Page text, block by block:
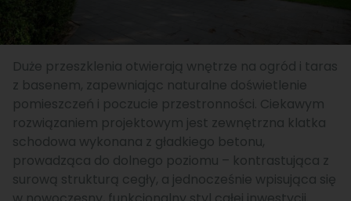
Duże przeszklenia otwierają wnętrze na ogród i taras
z basenem, zapewniając naturalne doświetlenie
pomieszczeń i poczucie przestronności. Ciekawym
rozwiązaniem projektowym jest zewnętrzna klatka
schodowa wykonana z gładkiego betonu,
prowadząca do dolnego poziomu – kontrastująca z
surową strukturą cegły, a jednocześnie wpisująca się